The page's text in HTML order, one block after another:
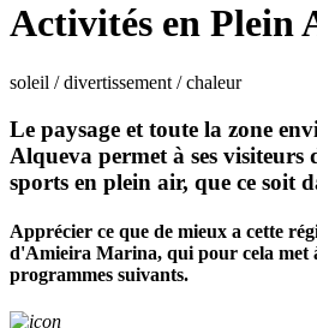
Activités en Plein
soleil / divertissement / chaleur
Le paysage et toute la zone
Alqueva permet à ses
sports en plein air, que ce soit
Apprécier ce que de mieux a cette
d'Amieira Marina, qui pour cela met
programmes suivants.